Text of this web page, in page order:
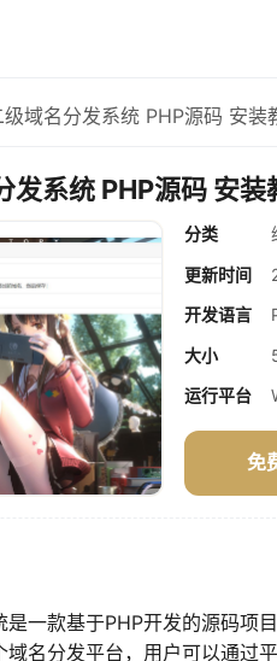
域名分发系统 PHP源码 安装
发系统 PHP源码 安装
分类
更新时间
开发语言
大小
运行平台
免
一款基于PHP开发的源码项
名分发平台，用户可以通过